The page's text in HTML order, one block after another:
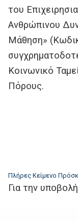
του
Ανθρώπινου
Μάθηση»
Κοινωνικό
Πόρους.
Πλήρες Κείμενο
Για την